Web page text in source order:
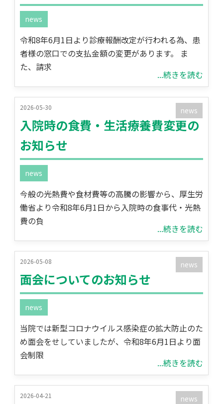
news
令和8年6月1日より診療報酬改定が行われる為、患
者様の窓口での支払金額の変更があります。 ま
た、請求
...続きを読む
2026-05-30
入院時の食費・生活療養費変更の
お知らせ
news
news
今般の光熱費や食材費等の高騰の影響から、厚生労
働省より令和8年6月1日から入院時の食事代・光熱
費の負
...続きを読む
2026-05-08
面会についてのお知らせ
news
news
当院では新型コロナウイルス感染症の拡大防止のた
め面会をせしていましたが、令和8年6月1日より面
会制限
...続きを読む
2026-04-21 news